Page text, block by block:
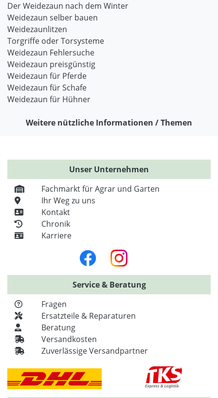
Der Weidezaun nach dem Winter
Weidezaun selber bauen
Weidezaunlitzen
Torgriffe oder Torsysteme
Weidezaun Fehlersuche
Weidezaun preisgünstig
Weidezaun für Pferde
Weidezaun für Schafe
Weidezaun für Hühner
Weitere nützliche Informationen / Themen
Unser Unternehmen
Fachmarkt für Agrar und Garten
Ihr Weg zu uns
Kontakt
Chronik
Karriere
Service & Beratung
Fragen
Ersatzteile & Reparaturen
Beratung
Versandkosten
Zuverlässige Versandpartner